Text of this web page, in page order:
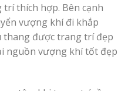
thích hợp. Bên cạnh
vượng khí đi khắp
thang được trang trí đẹp
nguồn vượng khí tốt đẹp